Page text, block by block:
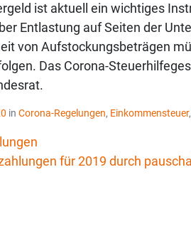
ist aktuell ein wichtiges
Entlastung auf Seiten der
von Aufstockungsbeträgen
Das Corona-
in Corona-Regelungen, Einkommensteuer,
für 2019 durch